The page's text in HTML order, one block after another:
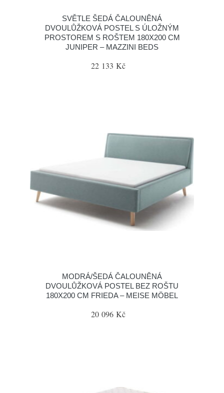
SVĚTLE ŠEDÁ ČALOUNĚNÁ
DVOULŮŽKOVÁ POSTEL S ÚLOŽNÝM
PROSTOREM S ROŠTEM 180X200 CM
JUNIPER – MAZZINI BEDS
22 133 Kč
MODRÁ/ŠEDÁ ČALOUNĚNÁ
DVOULŮŽKOVÁ POSTEL BEZ ROŠTU
180X200 CM FRIEDA – MEISE MÖBEL
20 096 Kč